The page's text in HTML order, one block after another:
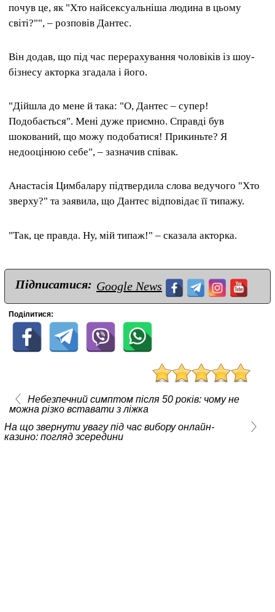
почув це, як "Хто найсексуальніша людина в цьому
світі?"", – розповів Дантес.
Він додав, що під час перерахування чоловіків із шоу-
бізнесу акторка згадала і його.
"Дійшла до мене й така: "О, Дантес – супер!
Подобається". Мені дуже приємно. Справді був
шокований, що можу подобатися! Прикиньте? Я
недооцінюю себе", – зазначив співак.
Анастасія Цимбалару підтвердила слова ведучого "Хто
зверху?" та заявила, що Дантес відповідає її типажу.
"Так, це правда. Ну, мій типаж!" – сказала акторка.
Підписатися: Google News
Поділитися:
Небезпечний симптом після 50 років: чому не
можна різко вставати з ліжка
На що звернути увагу під час вибору онлайн-
казино: погляд зсередини